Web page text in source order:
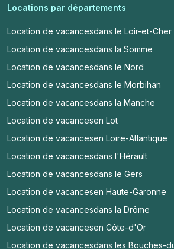
Locations par départements
Location de vacancesdans le Loir-et-Cher
Location de vacancesdans la Somme
Location de vacancesdans le Nord
Location de vacancesdans le Morbihan
Location de vacancesdans la Manche
Location de vacancesen Lot
Location de vacancesen Loire-Atlantique
Location de vacancesdans l'Hérault
Location de vacancesdans le Gers
Location de vacancesen Haute-Garonne
Location de vacancesdans la Drôme
Location de vacancesen Côte-d'Or
Location de vacancesdans les Bouches-